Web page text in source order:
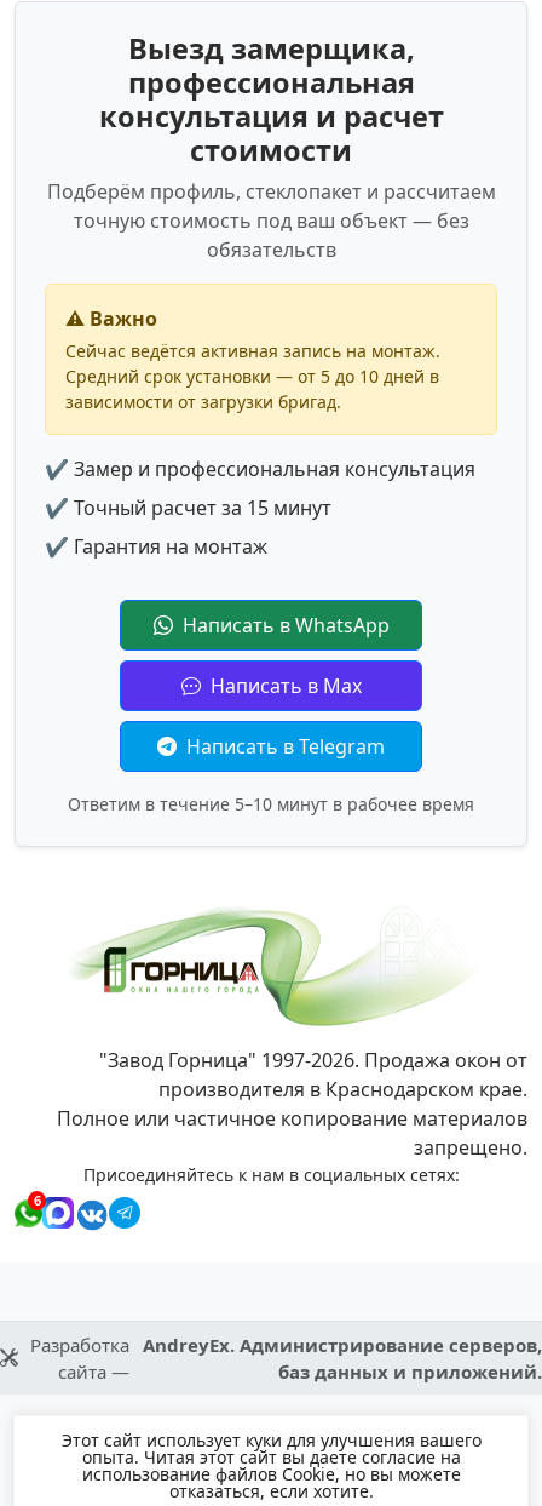
Этот сайт использует куки для улучшения вашего
опыта. Читая этот сайт вы даете согласие на
использование файлов Cookie, но вы можете
отказаться, если хотите.
Выезд замерщика,
профессиональная
консультация и расчет
стоимости
Подберём профиль, стеклопакет и рассчитаем
точную стоимость под ваш объект — без
обязательств
⚠️ Важно
Сейчас ведётся активная запись на монтаж.
Средний срок установки — от 5 до 10 дней в
зависимости от загрузки бригад.
✔ Замер и профессиональная консультация
✔ Точный расчет за 15 минут
✔ Гарантия на монтаж
Написать в WhatsApp
Написать в Max
Написать в Telegram
Ответим в течение 5–10 минут в рабочее время
"Завод Горница" 1997-2026. Продажа окон от
производителя в Краснодарском крае.
Полное или частичное копирование материалов
запрещено.
Присоединяйтесь к нам в социальных сетях:
6
Разработка
сайта —
AndreyEx. Администрирование серверов,
баз данных и приложений.